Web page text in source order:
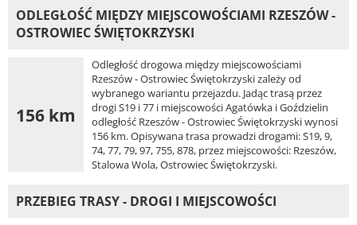
ODLEGŁOŚĆ MIĘDZY MIEJSCOWOŚCIAMI RZESZÓW -
OSTROWIEC ŚWIĘTOKRZYSKI
156 km
Odległość drogowa między miejscowościami
Rzeszów - Ostrowiec Świętokrzyski zależy od
wybranego wariantu przejazdu. Jadąc trasą przez
drogi S19 i 77 i miejscowości Agatówka i Goździelin
odległość Rzeszów - Ostrowiec Świętokrzyski wynosi
156 km. Opisywana trasa prowadzi drogami: S19, 9,
74, 77, 79, 97, 755, 878, przez miejscowości: Rzeszów,
Stalowa Wola, Ostrowiec Świętokrzyski.
PRZEBIEG TRASY - DROGI I MIEJSCOWOŚCI